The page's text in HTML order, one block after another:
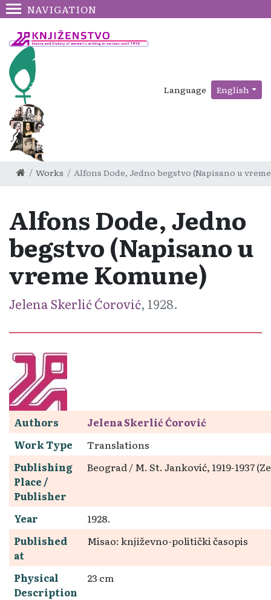
NAVIGATION
Language English
Works Alfons Dode, Jedno begstvo (Napisano u
Alfons Dode, Jedno
begstvo (Napisano u
vreme Komune)
Jelena Skerlić Ćorović, 1928.
Authors
Jelena Skerlić Ćorović
Work Type
Translations
Publishing
Place /
Publisher
Beograd / M. St. Janković, 1919-1937
Year
1928.
Published
at
Misao: književno-politički časopis
Physical
Description
23 cm